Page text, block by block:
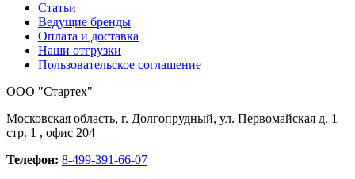
Статьи
Ведущие бренды
Оплата и доставка
Наши отгрузки
Пользовательское соглашение
OOO "Стартех"
Московская область, г. Долгопрудный, ул. Первомайская д. 1
стр. 1 , офис 204
Телефон: 8-499-391-66-07